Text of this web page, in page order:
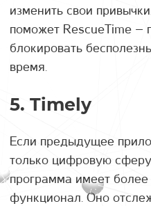
изменить свои
поможет RescueTime –
блокировать
время.
5. Timely
Если предыдущее
только цифровую
программа имеет
функционал. Оно